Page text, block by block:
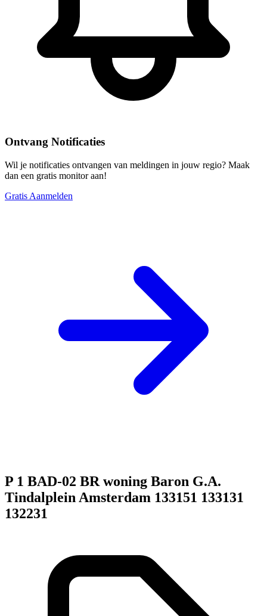
Ontvang Notificaties
Wil je notificaties ontvangen van meldingen in jouw regio? Maak
dan een gratis monitor aan!
Gratis Aanmelden
P 1 BAD-02 BR woning Baron G.A.
Tindalplein Amsterdam 133151 133131
132231